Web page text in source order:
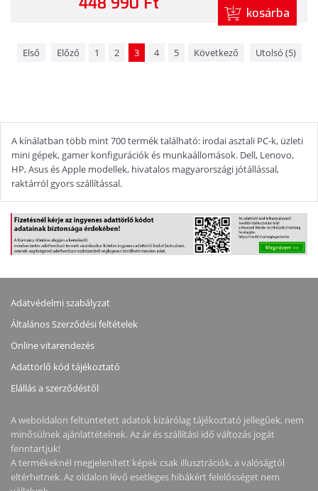
kosárba
Első Előző 1 2 3 4 5 Következő Utolsó (5)
A kínálatban több mint 700 termék található: irodai asztali PC-k, üzleti
mini gépek, gamer konfigurációk és munkaállomások. Dell, Lenovo,
HP, Asus és Apple modellek, hivatalos magyarországi jótállással,
raktárról gyors szállítással.
Adatvédelmi szabályzat
Általános Szerződési feltételek
Online vitarendezés
Adattörlő kód tájékoztató
Elállás a szerződéstől
A weboldalon feltüntetett adatok kizárólag tájékoztató jellegűek, nem
minősülnek ajánlattételnek. Az ár és szállítási idő változás jogát
fenntartjuk!
A termékeknél megjelenített képek csak illusztrációk, a valóságtól
eltérhetnek. Az oldalon lévő esetleges hibákért felelősséget nem